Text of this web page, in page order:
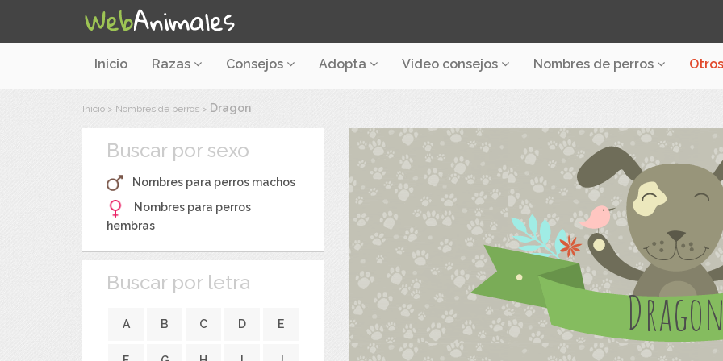
Inicio Razas Consejos Adopta Video consejos Nombres de perros
Inicio > Nombres de perros > Dragon
Buscar por sexo
Nombres para perros machos
Nombres para perros
hembras
Buscar por letra
A B C D E